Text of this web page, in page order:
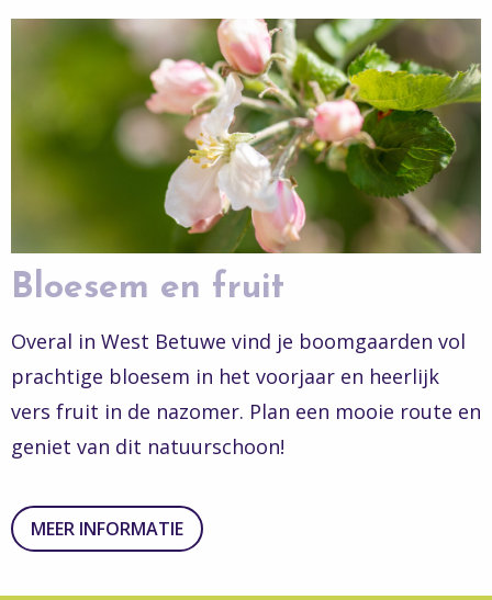
Bloesem en fruit
Overal in West Betuwe vind je boomgaarden vol
prachtige bloesem in het voorjaar en heerlijk
vers fruit in de nazomer. Plan een mooie route en
geniet van dit natuurschoon!
MEER INFORMATIE